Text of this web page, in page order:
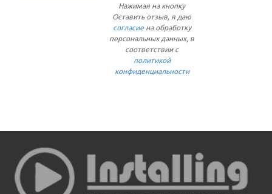
Нажимая на кнопку
Оставить отзыв, я даю
согласиена обработку
персональных данных, в
соответствии с
политикой
конфиденциальности